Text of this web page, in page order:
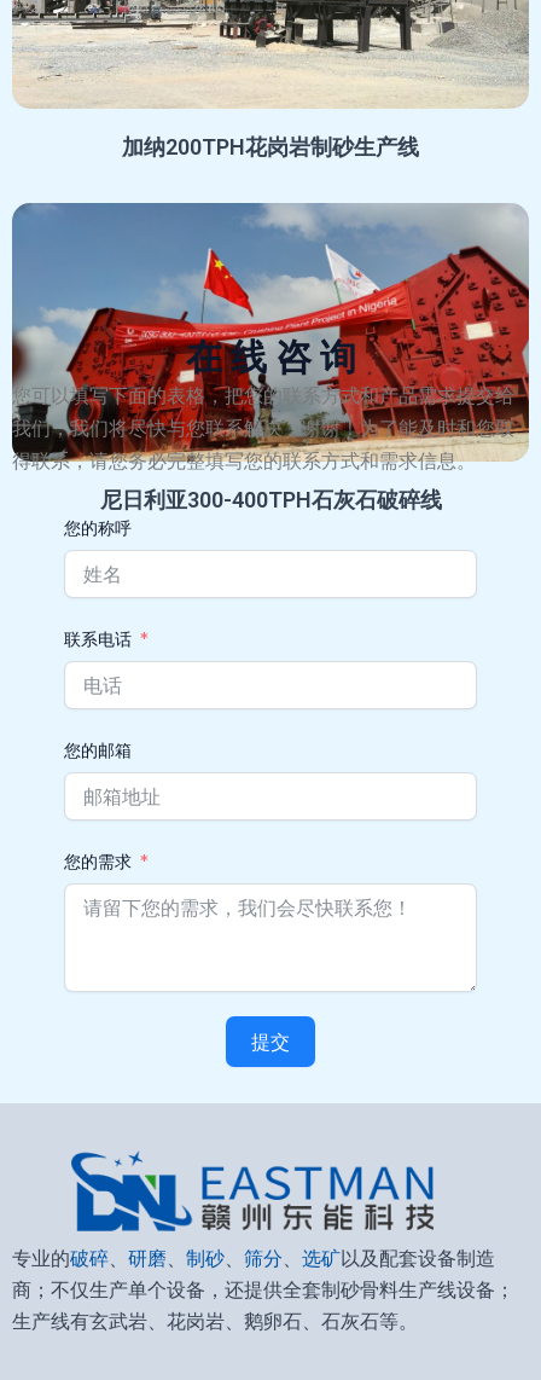
加纳200TPH花岗岩制砂生产线
尼日利亚300-400TPH石灰石破碎线
在 线 咨 询
您可以填写下面的表格，把您的联系方式和产品需求提交给
我们，我们将尽快与您联系解决，谢谢！为了能及时和您取
得联系，请您务必完整填写您的联系方式和需求信息。
您的称呼
联系电话
您的邮箱
您的需求
提交
Alternative:
专业的破碎、 研磨、 制砂、 筛分、 选矿以及配套设备制造
商；不仅生产单个设备，还提供全套制砂骨料生产线设备；
生产线有玄武岩、花岗岩、鹅卵石、石灰石等。